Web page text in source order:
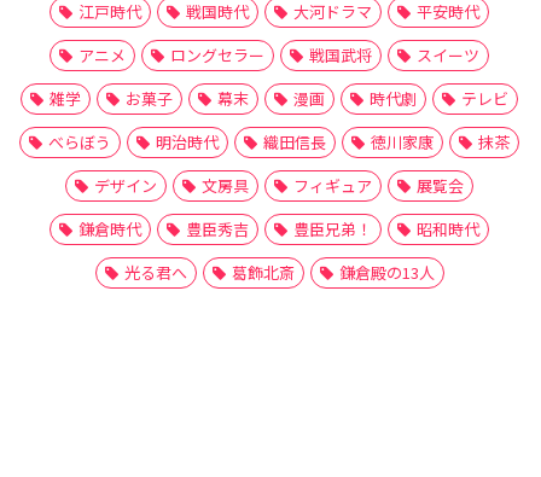
江戸時代 戦国時代 大河ドラマ
平安時代
アニメ
ロングセラー 戦国武将
スイーツ
雑学
お菓子 幕末 漫画 時代劇
テレビ
べらぼう
明治時代 織田信長 徳川家康
抹茶
デザイン
文房具 フィギュア
展覧会
鎌倉時代
豊臣秀吉 豊臣兄弟！
昭和時代
光る君へ
葛飾北斎 鎌倉殿の13人